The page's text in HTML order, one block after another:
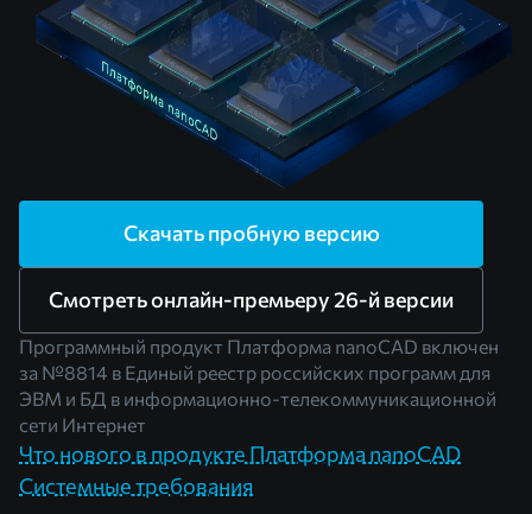
Скачать пробную версию
Смотреть онлайн-премьеру 26-й версии
Программный продукт Платформа nanoCAD включен
за №8814 в Единый реестр российских программ для
ЭВМ и БД в информационно-телекоммуникационной
сети Интернет
Что нового в продукте Платформа nanoCAD
Системные требования